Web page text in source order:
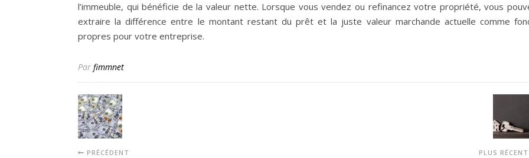
l’immeuble, qui bénéficie de la valeur nette. Lorsque vous vendez ou refinancez votre propriété, vous
extraire la différence entre le montant restant du prêt et la juste valeur marchande actuelle comme
propres pour votre entreprise.
Par fimmnet
PRÉCÉDENT PLUS RÉCENT